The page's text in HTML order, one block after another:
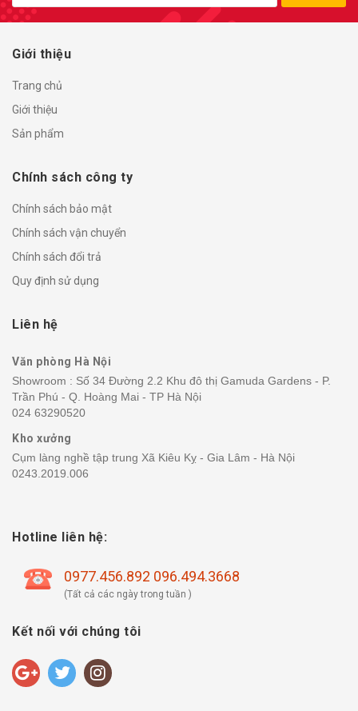
Giới thiệu
Trang chủ
Giới thiệu
Sản phẩm
Chính sách công ty
Chính sách bảo mật
Chính sách vận chuyển
Chính sách đổi trả
Quy định sử dụng
Liên hệ
Văn phòng Hà Nội
Showroom : Số 34 Đường 2.2 Khu đô thị Gamuda Gardens - P.
Trần Phú - Q. Hoàng Mai - TP Hà Nội
024 63290520
Kho xưởng
Cụm làng nghề tập trung Xã Kiêu Kỵ - Gia Lâm - Hà Nội
0243.2019.006
Hotline liên hệ:
0977.456.892 096.494.3668
(Tất cả các ngày trong tuần )
Kết nối với chúng tôi